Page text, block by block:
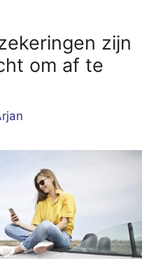
zijn
om af te